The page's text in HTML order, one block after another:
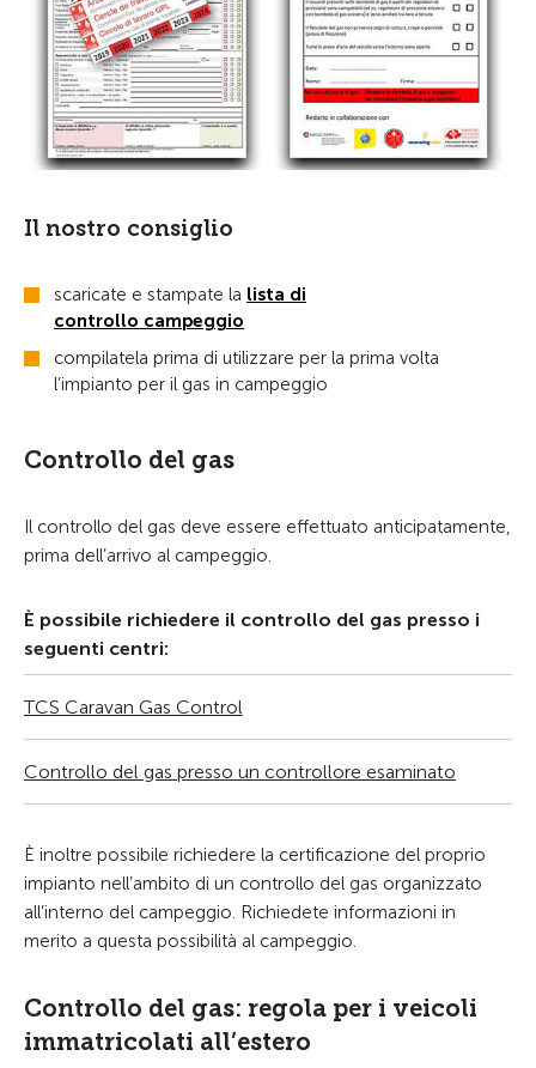
Il nostro consiglio
scaricate e stampate la lista di
controllo campeggio
compilatela prima di utilizzare per la prima volta
l’impianto per il gas in campeggio
Controllo del gas
Il controllo del gas deve essere effettuato anticipatamente,
prima dell’arrivo al campeggio.
È possibile richiedere il controllo del gas presso i
seguenti centri:
TCS Caravan Gas Control
Controllo del gas presso un controllore esaminato
È inoltre possibile richiedere la certificazione del proprio
impianto nell’ambito di un controllo del gas organizzato
all’interno del campeggio. Richiedete informazioni in
merito a questa possibilità al campeggio.
Controllo del gas: regola per i veicoli
immatricolati all’estero